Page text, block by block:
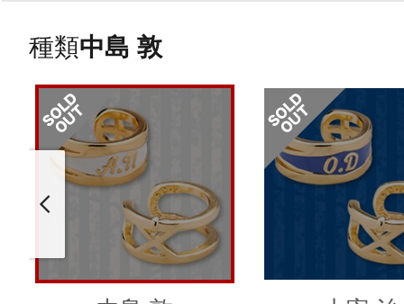
種類中島 敦